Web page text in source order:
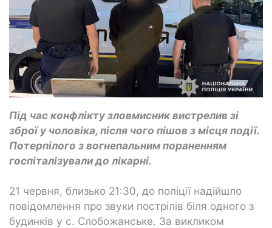
Під час конфлікту зловмисник вистрелив зі
зброї у чоловіка, після чого пішов з місця події.
Потерпілого з вогнепальним пораненням
госпіталізували до лікарні.
21 червня, близько 21:30, до поліції надійшло
повідомлення про звуки пострілів біля одного з
будинків у с. Слобожанське. За викликом